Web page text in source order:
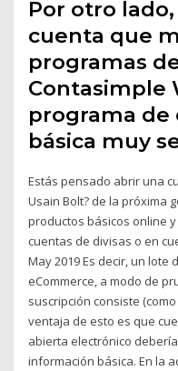
Por otro
cuenta que
programas
Contasimple
programa de
básica muy
Estás pensado abrir una
Usain Bolt? de la próxima
productos básicos online
cuentas de divisas o en
May 2019 Es decir, un
eCommerce, a modo de
suscripción consiste
ventaja de esto es que
abierta electrónico
información básica. En la